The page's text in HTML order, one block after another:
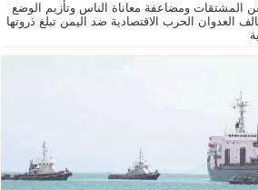
المشتقات ومضاعفة معاناة الناس وتأزيم الوضع
العدوان الحرب الاقتصادية ضد اليمن تبلغ ذروتها